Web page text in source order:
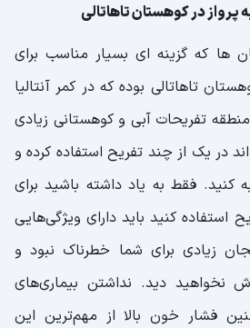
پرواز در کوهستان تاهاتالی
ها که گزینه ای بسیار مناسب برای
تاهاتالی بوده که در کمر آنتالیا
تفریحات آبی و کوهستانی زیادی
در یک از چند تفریح استفاده کرده و
کنید. فقط به یاد داشته باشید برای
استفاده کنید باید دارای ویژگی‌هایی
زیادی برای شما خطرناک نبود و
نخواهید دید. نداشتن بیماری‌های
فشار خون بالا از مهم‌ترین این